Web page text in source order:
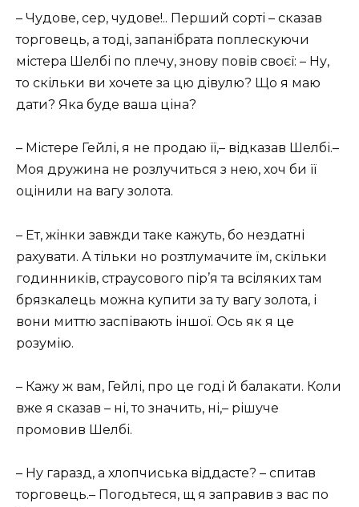
– Чудове, сер, чудове!.. Перший сорті – сказав
торговець, а тоді, запанібрата поплескуючи
містера Шелбі по плечу, знову повів своєї: – Ну,
то скільки ви хочете за цю дівулю? Що я маю
дати? Яка буде ваша ціна?
– Містере Гейлі, я не продаю її,– відказав Шелбі.–
Моя дружина не розлучиться з нею, хоч би її
оцінили на вагу золота.
– Ет, жінки завжди таке кажуть, бо нездатні
рахувати. А тільки но розтлумачите їм, скільки
годинників, страусового пір’я та всіляких там
брязкалець можна купити за ту вагу золота, і
вони миттю заспівають іншої. Ось як я це
розумію.
– Кажу ж вам, Гейлі, про це годі й балакати. Коли
вже я сказав – ні, то значить, ні,– рішуче
промовив Шелбі.
– Ну гаразд, а хлопчиська віддасте? – спитав
торговець.– Погодьтеся, щ я заправив з вас по